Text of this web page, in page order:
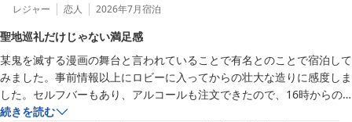
レジャー 恋人 2026年7月宿泊
聖地巡礼だけじゃない満足感
某鬼を滅する漫画の舞台と言われていることで有名とのことで宿泊して
みました。事前情報以上にロビーに入ってからの壮大な造りに感度しま
した。セルフバーもあり、アルコールも注文できたので、16時からの
三味線演奏はお酒を飲みながらゆっくり見ることができました。夕食も
続きを読む